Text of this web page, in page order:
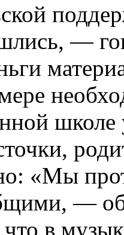
—
школе
«Мы
—
что в